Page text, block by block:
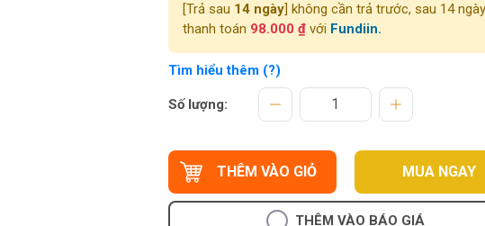
[Trả sau 14 ngày] không cần trả trước, sau 14 ngày
thanh toán 98.000 ₫với Fundiin.
Tìm hiểu thêm (?)
Số lượng:
THÊM VÀO GIỎ MUA NGAY
THÊM VÀO BÁO GIÁ